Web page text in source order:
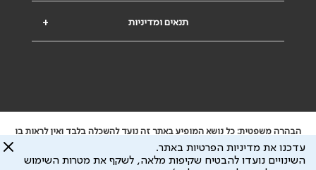
+ תנאים ומדיניות
הבהרה משפטית: כל נושא המופיע באתר זה נועד להשכלה בלבד ואין לראות בו
ייעוץ רפואי או משפטי. אין הר"י אחראית לתוכן המתפרסם באתר זה ולכל נזק
שעלול להיגרם.
עדכנו את מדיניות הפרטיות באתר.
השינויים נועדו להבטיח שקיפות מלאה, לשקף את מטרות השימוש